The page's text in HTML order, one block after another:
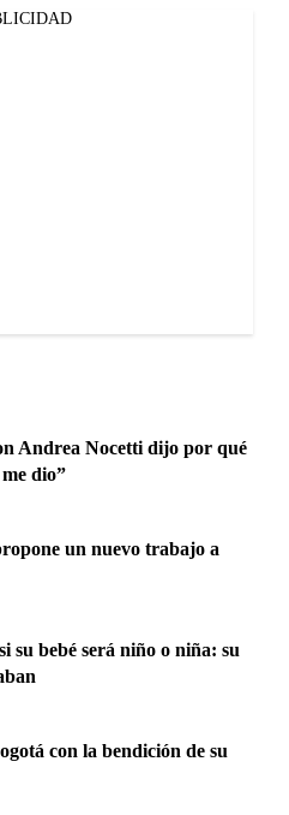
Andrea Nocetti dijo por qué
dio”
un nuevo trabajo a
su bebé será niño o niña: su
con la bendición de su